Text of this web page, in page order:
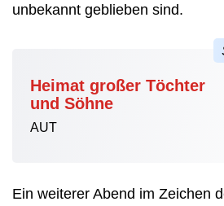
unbekannt geblieben sind.
Heimat großer Töchter
und Söhne
AUT
Ein weiterer Abend im Zeichen